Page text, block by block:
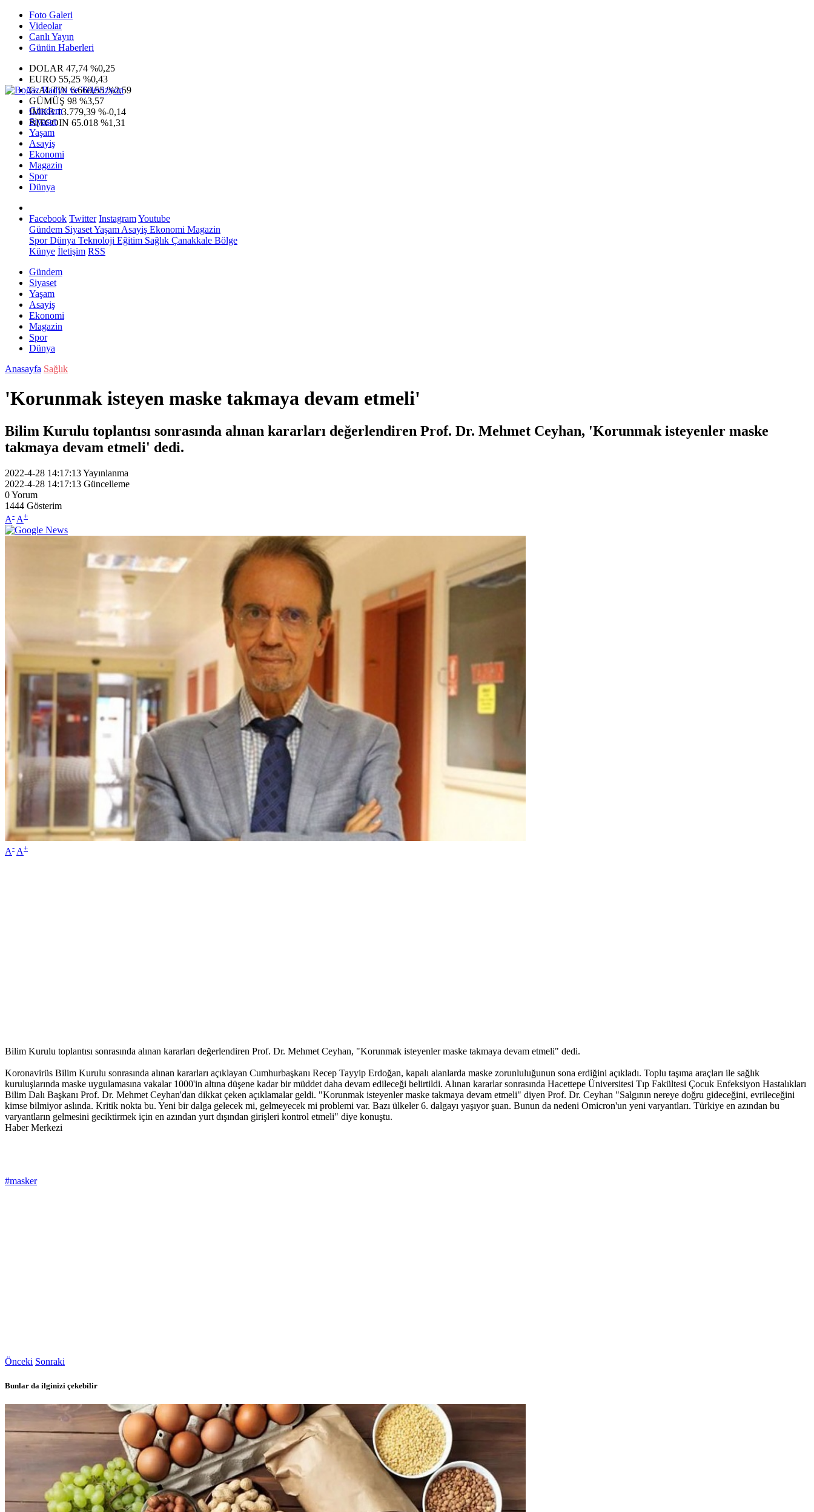
Foto Galeri
Videolar
Canlı Yayın
Günün Haberleri
DOLAR 47,74 %0,25
EURO 55,25 %0,43
G.ALTIN6.660,55 %2,59
GÜMÜŞ 98 %3,57
IMKB13.779,39 %-0,14
BITCOIN 65.018 %1,31
Gündem
Siyaset
Yaşam
Asayiş
Ekonomi
Magazin
Spor
Dünya
Facebook Twitter InstagramYoutube
Gündem SiyasetYaşam Asayiş Ekonomi Magazin
SporDünya Teknoloji Eğitim Sağlık Çanakkale Bölge
Künye İletişim RSS
Gündem
Siyaset
Yaşam
Asayiş
Ekonomi
Magazin
Spor
Dünya
Anasayfa Sağlık
'Korunmak isteyen maske takmaya devam etmeli'
Bilim Kurulu toplantısı sonrasında alınan kararları değerlendiren Prof. Dr. Mehmet Ceyhan, 'Korunmak isteyenler maske
takmaya devam etmeli' dedi.
2022-4-28 14:17:13Yayınlanma
2022-4-28 14:17:13 Güncelleme
0Yorum
1444 Gösterim
A- A+
A- A+
Bilim Kurulu toplantısı sonrasında alınan kararları değerlendiren Prof. Dr. Mehmet Ceyhan, "Korunmak isteyenler maske takmaya devam etmeli" dedi.
Koronavirüs Bilim Kurulu sonrasında alınan kararları açıklayan Cumhurbaşkanı Recep Tayyip Erdoğan, kapalı alanlarda maske zorunluluğunun sona erdiğini açıkladı. Toplu taşıma araçları ile sağlık
kuruluşlarında maske uygulamasına vakalar 1000'in altına düşene kadar bir müddet daha devam edileceği belirtildi. Alınan kararlar sonrasında Hacettepe Üniversitesi Tıp Fakültesi Çocuk Enfeksiyon Hastalıkları
Bilim Dalı Başkanı Prof. Dr. Mehmet Ceyhan'dan dikkat çeken açıklamalar geldi. "Korunmak isteyenler maske takmaya devam etmeli" diyen Prof. Dr. Ceyhan "Salgının nereye doğru gideceğini, evrileceğini
kimse bilmiyor aslında. Kritik nokta bu. Yeni bir dalga gelecek mi, gelmeyecek mi problemi var. Bazı ülkeler 6. dalgayı yaşıyor şuan. Bunun da nedeni Omicron'un yeni varyantları. Türkiye en azından bu
varyantların gelmesini geciktirmek için en azından yurt dışından girişleri kontrol etmeli" diye konuştu.
Haber Merkezi
#masker
Önceki Sonraki
Bunlar da ilginizi çekebilir